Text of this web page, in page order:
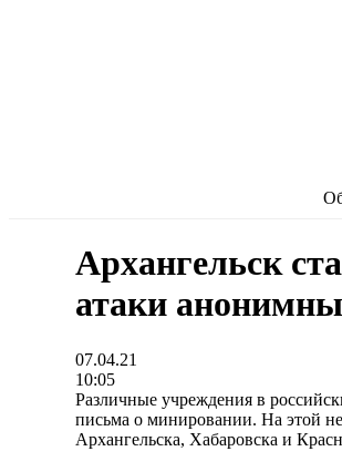
Архангельск
атаки
07.04.21
10:05
Различные учреждения в
письма о минировании. На этой
Архангельска, Хабаровска и